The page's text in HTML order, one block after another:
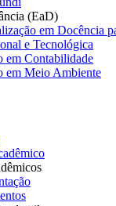
(EaD)
em Docência
e Tecnológica
em Contabilidade
em Meio Ambiente